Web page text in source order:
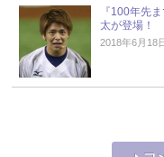
『100年先
太が登場！
2018年6月18